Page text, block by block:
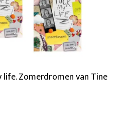
life. Zomerdromen van Tine